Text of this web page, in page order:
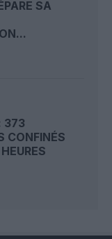
SA
373
CONFINÉS